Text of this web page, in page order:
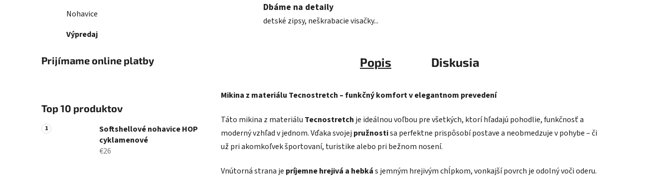
Nohavice
Výpredaj
Prijímame online platby
Top 10 produktov
Softshellové nohavice HOP
cyklamenové
€26
Dbáme na detaily
detské zipsy, neškrabacie visačky...
Popis Diskusia
Mikina z materiálu Tecnostretch – funkčný komfort v elegantnom prevedení
Táto mikina z materiálu Tecnostretch je ideálnou voľbou pre všetkých, ktorí hľadajú pohodlie, funkčnosť a
moderný vzhľad v jednom. Vďaka svojej pružnostisa perfektne prispôsobí postave a neobmedzuje v pohybe – či
už pri akomkoľvek športovaní, turistike alebo pri bežnom nosení.
Vnútorná strana je príjemne hrejivá a hebkás jemným hrejivým chĺpkom, vonkajší povrch je odolný voči oderu.